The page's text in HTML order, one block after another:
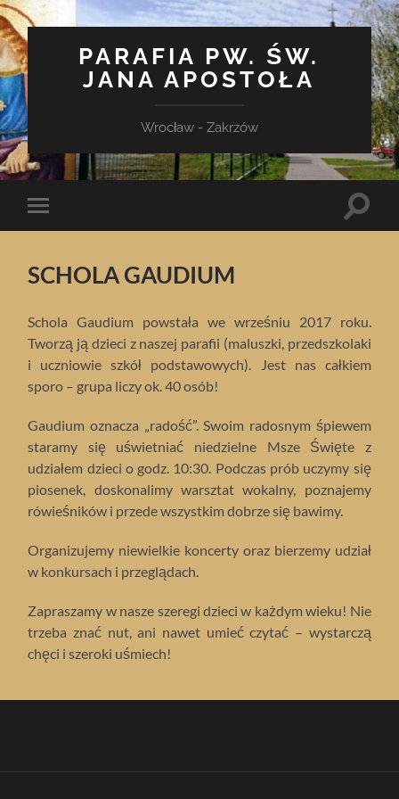
PARAFIA PW. ŚW.
JANA APOSTOŁA
Wrocław - Zakrzów
Toggle
mobile
Toggle
SCHOLA GAUDIUM
Schola Gaudium powstała we wrześniu 2017 roku.
Tworzą ją dzieci z naszej parafii (maluszki, przedszkolaki
i uczniowie szkół podstawowych). Jest nas całkiem
sporo – grupa liczy ok. 40 osób!
Gaudium oznacza „radość”. Swoim radosnym śpiewem
staramy się uświetniać niedzielne Msze Święte z
udziałem dzieci o godz. 10:30. Podczas prób uczymy się
piosenek, doskonalimy warsztat wokalny, poznajemy
rówieśników i przede wszystkim dobrze się bawimy.
Organizujemy niewielkie koncerty oraz bierzemy udział
w konkursach i przeglądach.
Zapraszamy w nasze szeregi dzieci w każdym wieku! Nie
trzeba znać nut, ani nawet umieć czytać – wystarczą
chęci i szeroki uśmiech!